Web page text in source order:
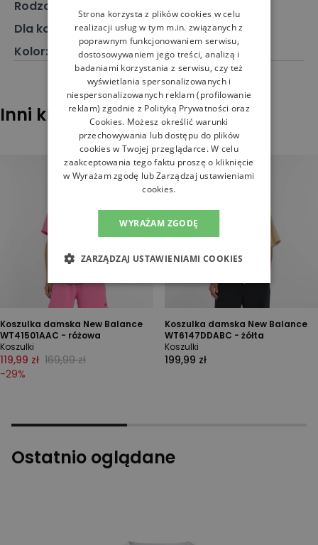
Rodzaj
Dla kogo
Dla niej
Kolor:
Inni klienci sprawdzali również
Koszulka damska New Balance
WT41501AAC - różowa
Koszulki
119,99 zł 169,99 zł
-29%
Koszulka damska New Balance
WT6147DDABC - żółta
Koszulki
199,99 zł
Ostatnio oglądane
Strona korzysta z plików cookies w celu
realizacji usług w tym m.in. związanych z
poprawnym funkcjonowaniem serwisu,
dostosowywaniem jego treści, analizą i
badaniami korzystania z serwisu, czy też
wyświetlania spersonalizowanych i
niespersonalizowanych reklam (profilowanie
reklam) zgodnie z Polityką Prywatności oraz
Cookies. Możesz określić warunki
przechowywania lub dostępu do plików
cookies w Twojej przeglądarce. W celu
zaakceptowania tego faktu proszę o kliknięcie
w Wyrażam zgodę lub Zarządzaj ustawieniami
cookies.
WYRAŻAM ZGODĘ
ZARZĄDZAJ USTAWIENIAMI COOKIES